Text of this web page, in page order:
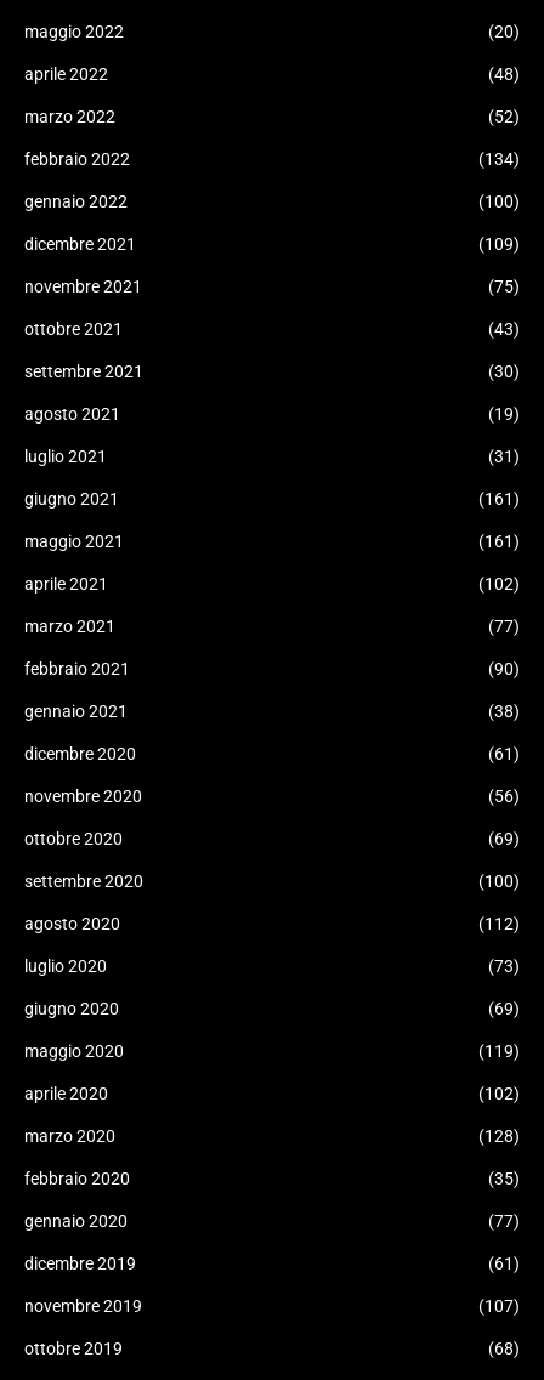
maggio 2022 (20)
aprile 2022 (48)
marzo 2022 (52)
febbraio 2022 (134)
gennaio 2022 (100)
dicembre 2021 (109)
novembre 2021 (75)
ottobre 2021 (43)
settembre 2021 (30)
agosto 2021 (19)
luglio 2021 (31)
giugno 2021 (161)
maggio 2021 (161)
aprile 2021 (102)
marzo 2021 (77)
febbraio 2021 (90)
gennaio 2021 (38)
dicembre 2020 (61)
novembre 2020 (56)
ottobre 2020 (69)
settembre 2020 (100)
agosto 2020 (112)
luglio 2020 (73)
giugno 2020 (69)
maggio 2020 (119)
aprile 2020 (102)
marzo 2020 (128)
febbraio 2020 (35)
gennaio 2020 (77)
dicembre 2019 (61)
novembre 2019 (107)
ottobre 2019 (68)